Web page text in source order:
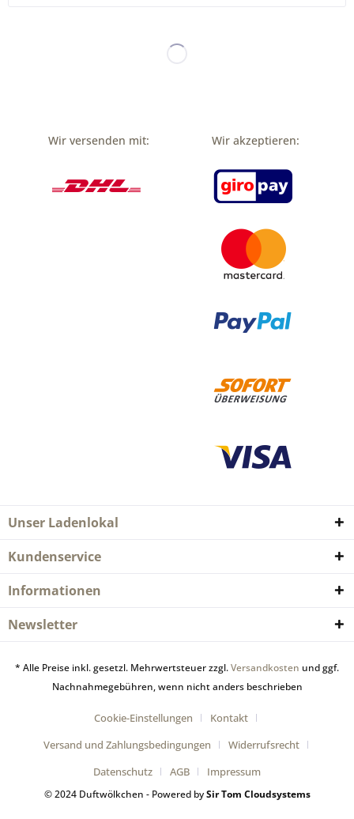
Wir versenden mit: Wir akzeptieren:
Unser Ladenlokal
Kundenservice
Informationen
Newsletter
* Alle Preise inkl. gesetzl. Mehrwertsteuer zzgl.Versandkosten und ggf.
Nachnahmegebühren, wenn nicht anders beschrieben
Cookie-Einstellungen
Kontakt
Versand und Zahlungsbedingungen
Widerrufsrecht
Datenschutz
AGB Impressum
© 2024 Duftwölkchen - Powered bySir Tom Cloudsystems